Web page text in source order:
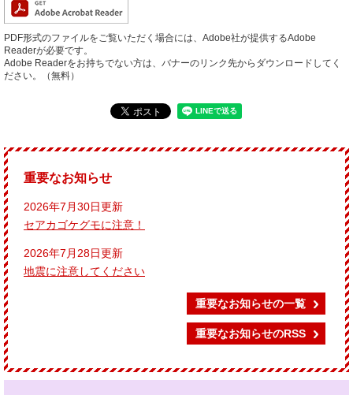
PDF形式のファイルをご覧いただく場合には、Adobe社が提供するAdobe
Readerが必要です。
Adobe Readerをお持ちでない方は、バナーのリンク先からダウンロードしてく
ださい。（無料）
重要なお知らせ
2026年7月30日更新
セアカゴケグモに注意！
2026年7月28日更新
地震に注意してください
重要なお知らせの一覧
重要なお知らせのRSS